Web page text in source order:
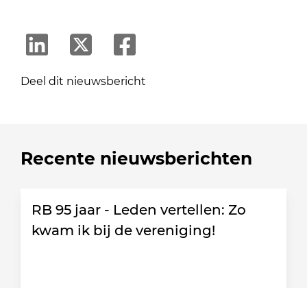
Deel dit nieuwsbericht
Recente nieuwsberichten
RB 95 jaar - Leden vertellen: Zo
kwam ik bij de vereniging!